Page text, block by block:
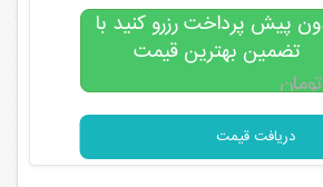
پیش پرداخت رزرو کنید با
تضمین بهترین قیمت
تومان
دریافت قیمت